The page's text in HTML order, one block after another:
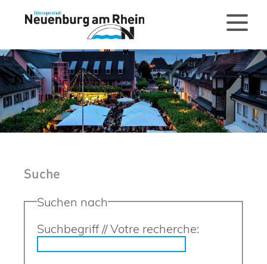
Suche
Suchen nach
Suchbegriff // Votre recherche: